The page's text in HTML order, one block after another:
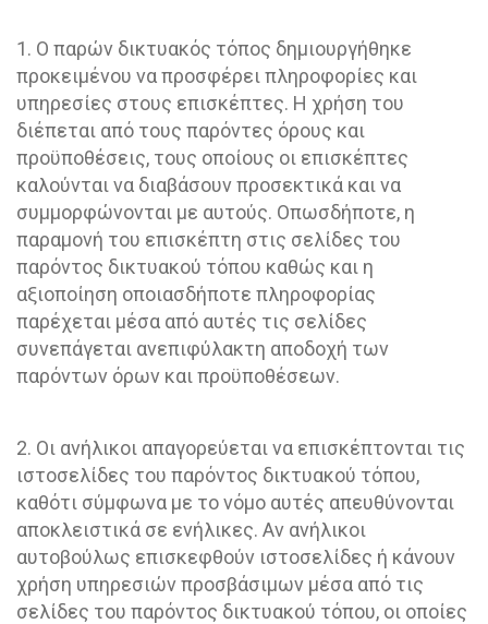
1. Ο παρών δικτυακός τόπος δημιουργήθηκε
προκειμένου να προσφέρει πληροφορίες και
υπηρεσίες στους επισκέπτες. Η χρήση του
διέπεται από τους παρόντες όρους και
προϋποθέσεις, τους οποίους οι επισκέπτες
καλούνται να διαβάσουν προσεκτικά και να
συμμορφώνονται με αυτούς. Οπωσδήποτε, η
παραμονή του επισκέπτη στις σελίδες του
παρόντος δικτυακού τόπου καθώς και η
αξιοποίηση οποιασδήποτε πληροφορίας
παρέχεται μέσα από αυτές τις σελίδες
συνεπάγεται ανεπιφύλακτη αποδοχή των
παρόντων όρων και προϋποθέσεων.
2. Οι ανήλικοι απαγορεύεται να επισκέπτονται τις
ιστοσελίδες του παρόντος δικτυακού τόπου,
καθότι σύμφωνα με το νόμο αυτές απευθύνονται
αποκλειστικά σε ενήλικες. Αν ανήλικοι
αυτοβούλως επισκεφθούν ιστοσελίδες ή κάνουν
χρήση υπηρεσιών προσβάσιμων μέσα από τις
σελίδες του παρόντος δικτυακού τόπου, οι οποίες